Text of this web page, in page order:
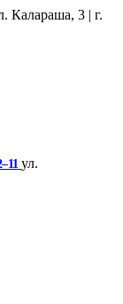
Калараша, 3 | г.
ул. ​